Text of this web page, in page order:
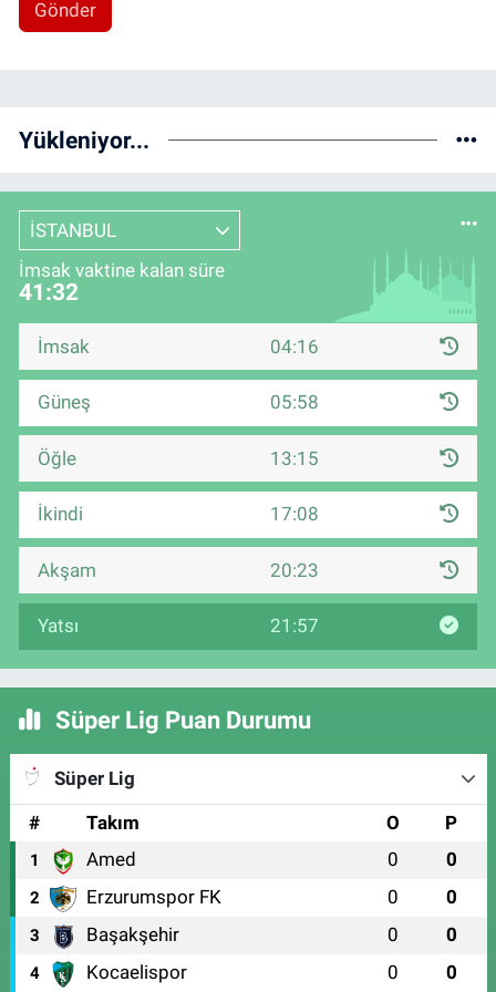
Gönder
Yükleniyor...
İSTANBUL
İmsak vaktine kalan süre
41:32
İmsak 04:16
Güneş 05:58
Öğle 13:15
İkindi 17:08
Akşam 20:23
Yatsı 21:57
Süper Lig Puan Durumu
Süper Lig
#
Takım O P
1 Amed 0 0
2 Erzurumspor FK 0 0
3 Başakşehir 0 0
4 Kocaelispor 0 0